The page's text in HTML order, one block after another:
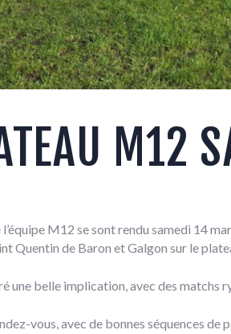
M12
M12 se sont rendu samedi 14
Quentin de Baron et Galgon sur le
une belle implication, avec des matchs
vous, avec de bonnes séquences de